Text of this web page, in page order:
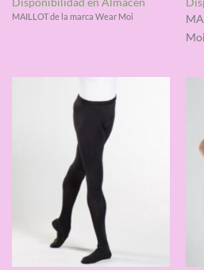
con4.67
de 5
Disponibilidad en Almacén
MAILLOT de la marca Wear Moi
de
Moi